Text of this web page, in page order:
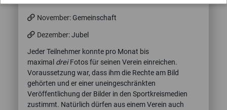
November: Gemeinschaft
Dezember: Jubel
Jeder Teilnehmer konnte pro Monat bis
maximal dreiFotos für seinen Verein einreichen.
Voraussetzung war, dass ihm die Rechte am Bild
gehörten und er einer uneingeschränkten
Veröffentlichung der Bilder in den Sportkreismedien
zustimmt. Natürlich dürfen aus einem Verein auch